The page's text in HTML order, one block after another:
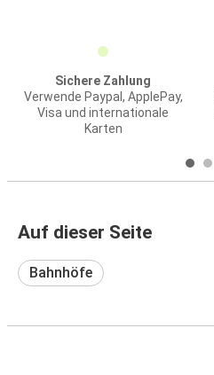
Sichere Zahlung
Verwende Paypal, ApplePay,
Visa und internationale
Karten
Auf dieser Seite
Bahnhöfe